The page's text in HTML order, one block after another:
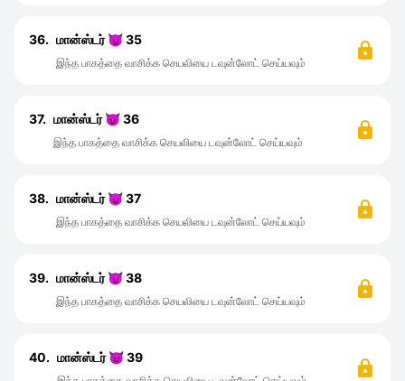
36. மான்ஸ்டர் 😈 35
இந்த பாகத்தை வாசிக்க செயலியை டவுன்லோட் செய்யவும்
37. மான்ஸ்டர் 😈 36
இந்த பாகத்தை வாசிக்க செயலியை டவுன்லோட் செய்யவும்
38. மான்ஸ்டர் 😈 37
இந்த பாகத்தை வாசிக்க செயலியை டவுன்லோட் செய்யவும்
39. மான்ஸ்டர் 😈 38
இந்த பாகத்தை வாசிக்க செயலியை டவுன்லோட் செய்யவும்
40. மான்ஸ்டர் 😈 39